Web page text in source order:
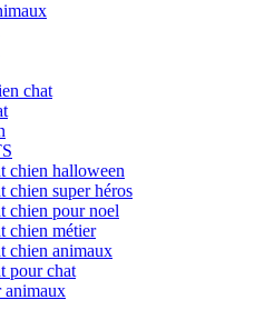
chat
chien halloween
chien super héros
chien pour noel
chien métier
chien animaux
pour chat
animaux